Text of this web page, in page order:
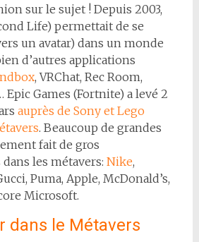
sur le sujet ! Depuis 2003,
Life) permettait de se
un avatar) dans un monde
d’autres applications
, VRChat, Rec Room,
Games (Fortnite) a levé 2
auprès de Sony et Lego
. Beaucoup de grandes
fait de gros
les métavers: Nike,
Puma, Apple, McDonald’s,
Microsoft.
dans le Métavers